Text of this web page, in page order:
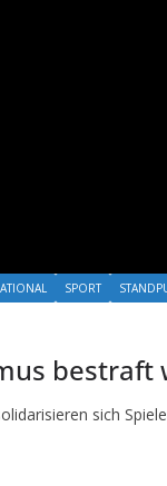
SPORT
bestraft
sich